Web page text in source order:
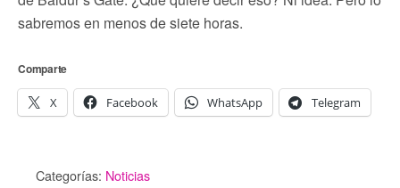
sabremos en menos de siete horas.
Comparte
X Facebook WhatsApp Telegram
Categorías: Noticias